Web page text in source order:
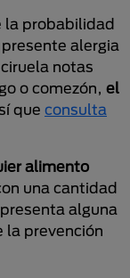
la probabilidad
alergia
notas
o comezón, el
que consulta
alimento
una cantidad
alguna
la prevención